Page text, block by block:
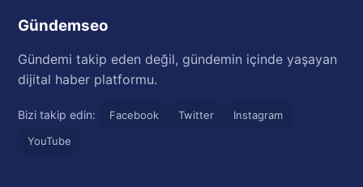
Gündemseo
Gündemi takip eden değil, gündemin içinde yaşayan
dijital haber platformu.
Bizi takip edin: Facebook Twitter
Instagram
YouTube